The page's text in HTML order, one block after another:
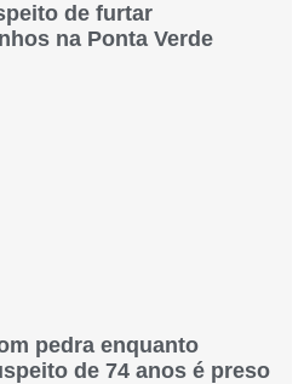
de furtar
na Ponta Verde
pedra enquanto
de 74 anos é preso